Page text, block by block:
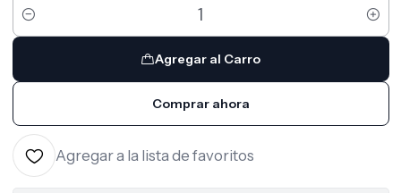
Cantidad
Agregar al Carro
Comprar ahora
Agregar a la lista de favoritos